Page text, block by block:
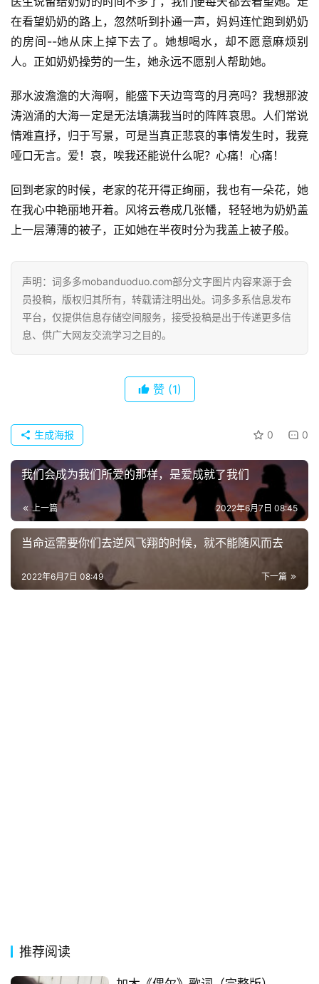
句
经
典
词
古
今
词
常
贺
词
网
络
热
影
台
词
他
词
语
在看望奶奶的路上，忽然听到扑通一声，妈妈连忙跑到奶奶
的房间--她从床上掉下去了。她想喝水，却不愿意麻烦别
人。正如奶奶操劳的一生，她永远不愿别人帮助她。
那水波澹澹的大海啊，能盛下天边弯弯的月亮吗？我想那波
涛汹涌的大海一定是无法填满我当时的阵阵哀思。人们常说
情难直抒，归于写景，可是当真正悲哀的事情发生时，我竟
哑口无言。爱！哀，唉我还能说什么呢？心痛！心痛！
回到老家的时候，老家的花开得正绚丽，我也有一朵花，她
在我心中艳丽地开着。风将云卷成几张幡，轻轻地为奶奶盖
上一层薄薄的被子，正如她在半夜时分为我盖上被子般。
声明：词多多mobanduoduo.com部分文字图片内容来源于会
员投稿，版权归其所有，转载请注明出处。词多多系信息发布
平台，仅提供信息存储空间服务，接受投稿是出于传递更多信
息、供广大网友交流学习之目的。
赞 (1)
0 0
生成海报
我们会成为我们所爱的那样，是爱成就了我们
上一篇 2022年6月7日 08:45
当命运需要你们去逆风飞翔的时候，就不能随风而去
下一篇
2022年6月7日 08:49
推荐阅读